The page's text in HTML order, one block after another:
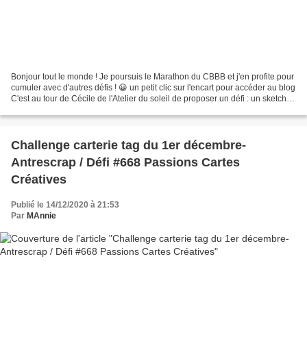
Bonjour tout le monde ! Je poursuis le Marathon du CBBB et j'en profite pour
cumuler avec d'autres défis ! 😀 un petit clic sur l'encart pour accéder au blog
C'est au tour de Cécile de l'Atelier du soleil de proposer un défi : un sketch
Challenge carterie tag du 1er décembre-
Antrescrap / Défi #668 Passions Cartes
Créatives
Publié le 14/12/2020 à 21:53
Par MAnnie